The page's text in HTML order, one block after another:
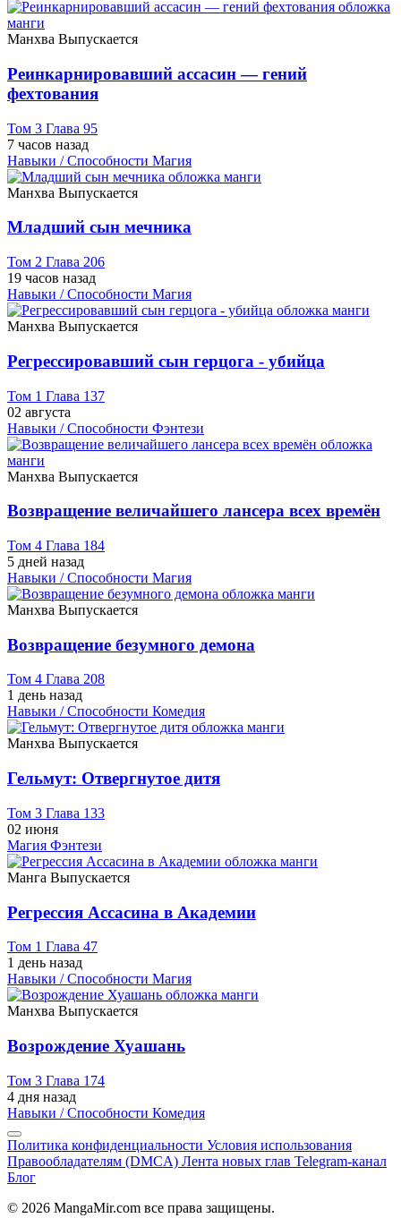
Манхва Выпускается
Реинкарнировавший ассасин — гений
фехтования
Том 3 Глава 95
7 часов назад
Навыки / Способности Магия
Манхва Выпускается
Младший сын мечника
Том 2 Глава 206
19 часов назад
Навыки / Способности Магия
Манхва Выпускается
Регрессировавший сын герцога - убийца
Том 1 Глава 137
02 августа
Навыки / Способности Фэнтези
Манхва Выпускается
Возвращение величайшего лансера всех времён
Том 4 Глава 184
5 дней назад
Навыки / Способности Магия
Манхва Выпускается
Возвращение безумного демона
Том 4 Глава 208
1 день назад
Навыки / Способности Комедия
Манхва Выпускается
Гельмут: Отвергнутое дитя
Том 3 Глава 133
02 июня
Магия Фэнтези
Манга Выпускается
Регрессия Ассасина в Академии
Том 1 Глава 47
1 день назад
Навыки / Способности Магия
Манхва Выпускается
Возрождение Хуашань
Том 3 Глава 174
4 дня назад
Навыки / Способности Комедия
Политика конфиденциальности Условия использования
Правообладателям (DMCA) Лента новых глав Telegram-канал
Блог
© 2026 MangaMir.com все права защищены.